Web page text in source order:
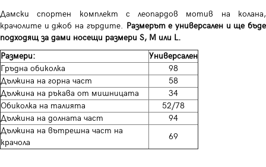
Дамски спортен комплект с леопардов мотив на колана,
крачолите и джоб на гърдите. Размерът е универсален и ще бъде
подходящ за дами носещи размери S, M или L.
Размери:
Универсален
Гръдна обиколка
98
Дължина на горна част
58
Дължина на ръкава от мишницата
34
Обиколка на талията
52/78
Дължина на долната част
94
Дължина на вътрешна част на
крачола
69